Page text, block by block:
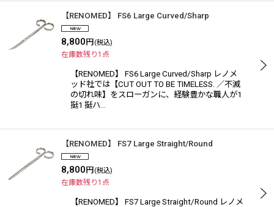
【RENOMED】 FS6 Large Curved/Sharp
8,800 円 (税込)
在庫数残り1点
【RENOMED】 FS6 Large Curved/Sharp レノメ
ッド社では【CUT OUT TO BE TIMELESS. ／不滅
の切れ味】をスローガンに、経験豊かな職人が1
挺1 挺ハ…
【RENOMED】 FS7 Large Straight/Round
8,800 円 (税込)
在庫数残り1点
【RENOMED】 FS7 Large Straight/Round レノメ